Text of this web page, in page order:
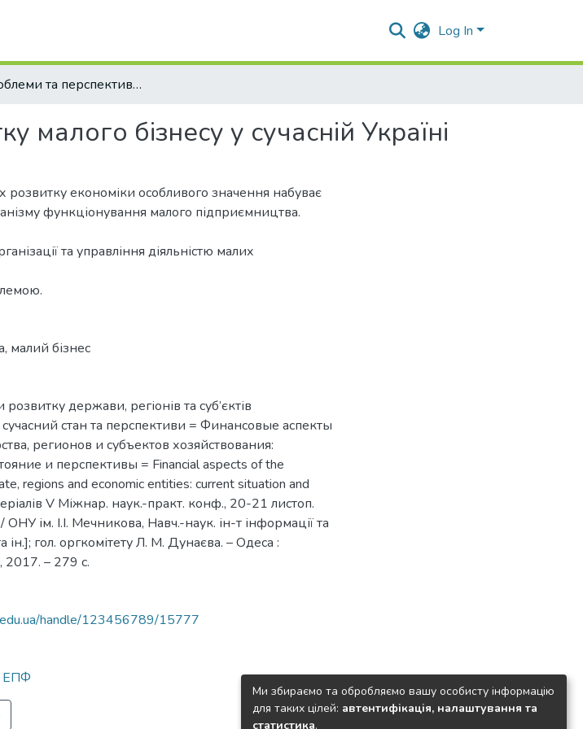
Log In
Проблеми та перспективи розвитку малого бізнесу у сучасній Україні
бізнесу у сучасній Україні
розвитку економіки особливого значення набуває
функціонування малого підприємництва.
та управління діяльністю малих
, малий бізнес
розвитку держави, регіонів та суб’єктів
стан та перспективи = Финансовые аспекты
регионов и субъектов хозяйствования:
и перспективы = Financial aspects of the
regions and economic entities: current situation and
V Міжнар. наук.-практ. конф., 20-21 листоп.
ім. І.І. Мечникова, Навч.-наук. ін-т інформації та
ін.]; гол. оргкомітету Л. М. Дунаєва. – Одеса :
– 279 с.
handle/123456789/15777
ЕПФ
Ми збираємо та обробляємо вашу особисту інформацію
для таких цілей: автентифікація, налаштування та
статистика.